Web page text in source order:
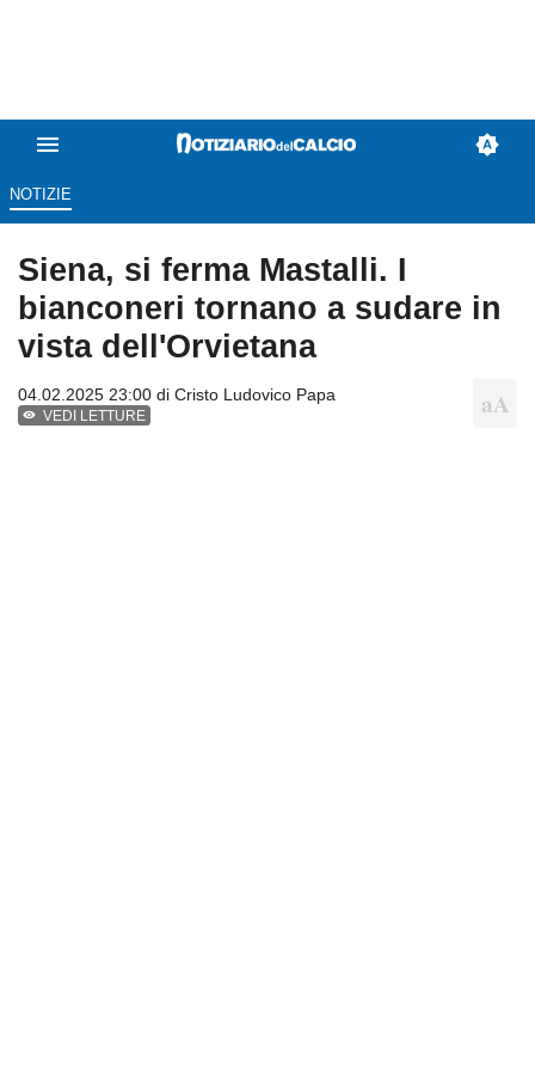
NOTIZIE
Siena, si ferma Mastalli. I
bianconeri tornano a sudare in
vista dell'Orvietana
04.02.2025 23:00 di Cristo Ludovico Papa
VEDI LETTURE